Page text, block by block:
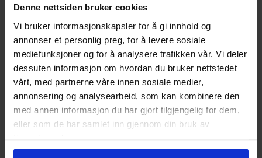
Denne nettsiden bruker cookies
Vi bruker informasjonskapsler for å gi innhold og
annonser et personlig preg, for å levere sosiale
mediefunksjoner og for å analysere trafikken vår. Vi deler
dessuten informasjon om hvordan du bruker nettstedet
vårt, med partnerne våre innen sosiale medier,
annonsering og analysearbeid, som kan kombinere den
med annen informasjon du har gjort tilgjengelig for dem,
eller som de har samlet inn gjennom din bruk av
Fantasy
Antall Sider
336
Lanseringsdato
(dd.mm.yyyy)
06.08.2024
Subsjanger: Action og Eventyrog Dark
Fantasy